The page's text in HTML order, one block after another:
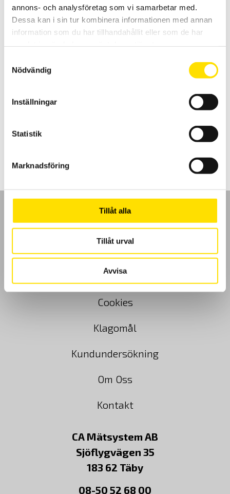
annons- och analysföretag som vi samarbetar med.
Dessa kan i sin tur kombinera informationen med annan
information som du har tillhandahållit eller som de har
Nödvändig
Inställningar
Statistik
Marknadsföring
Tillåt alla
Tillåt urval
Avvisa
CA 6612 & CA 6611 Fasföljdsvisare samt motortest
CA6612 för att kontrollera fasföljd samt CA6611 för kontrioll av både
GDPR
Köpvillkor
Cookies
Klagomål
Kundundersökning
Om Oss
Kontakt
CA Mätsystem AB
Sjöflygvägen 35
183 62 Täby
08-50 52 68 00